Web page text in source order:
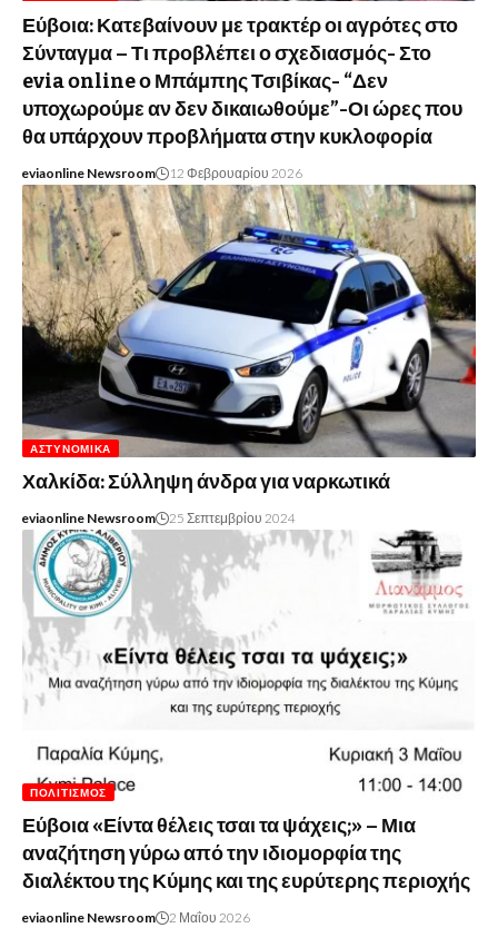
Εύβοια: Κατεβαίνουν με τρακτέρ οι αγρότες στο
Σύνταγμα – Τι προβλέπει ο σχεδιασμός- Στο
evia οnline ο Μπάμπης Τσιβίκας- “Δεν
υποχωρούμε αν δεν δικαιωθούμε”-Οι ώρες που
θα υπάρχουν προβλήματα στην κυκλοφορία
eviaonline Newsroom 12 Φεβρουαρίου 2026
ΑΣΤΥΝΟΜΙΚΆ
Χαλκίδα: Σύλληψη άνδρα για ναρκωτικά
eviaonline Newsroom 25 Σεπτεμβρίου 2024
ΠΟΛΙΤΙΣΜΌΣ
Εύβοια «Είντα θέλεις τσαι τα ψάχεις;» – Μια
αναζήτηση γύρω από την ιδιομορφία της
διαλέκτου της Κύμης και της ευρύτερης περιοχής
eviaonline Newsroom 2 Μαΐου 2026